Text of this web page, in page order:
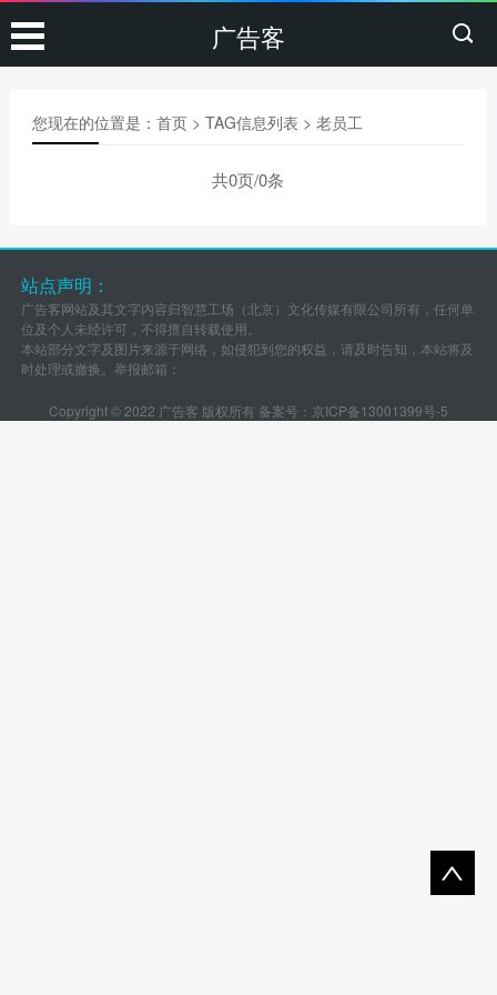
广告客
您现在的位置是： 首页> TAG信息列表 > 老员工
共0页/0条
站点声明：
广告客网站及其文字内容归智慧工场（北京）文化传媒有限公司所有，任何单
位及个人未经许可，不得擅自转载使用。
本站部分文字及图片来源于网络，如侵犯到您的权益，请及时告知，本站将及
时处理或撤换。举报邮箱：
Copyright © 2022 广告客 版权所有 备案号： 京ICP备13001399号-5